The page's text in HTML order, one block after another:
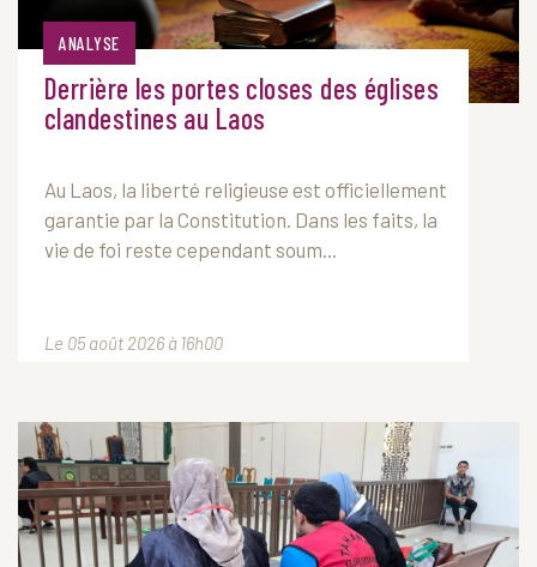
ANALYSE
Derrière les portes closes des églises
clandestines au Laos
Au Laos, la liberté religieuse est officiellement
garantie par la Constitution. Dans les faits, la
vie de foi reste cependant soum...
Le 05 août 2026 à 16h00